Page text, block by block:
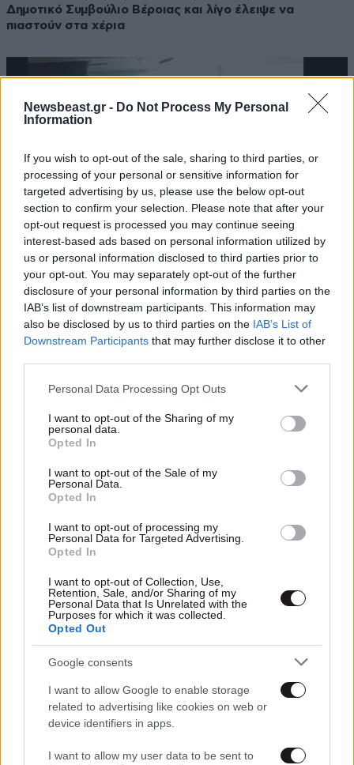
Newsbeast.gr - Do Not Process My Personal
Information
If you wish to opt-out of the sale, sharing to third parties, or
processing of your personal or sensitive information for
targeted advertising by us, please use the below opt-out
section to confirm your selection. Please note that after your
opt-out request is processed you may continue seeing
interest-based ads based on personal information utilized by
us or personal information disclosed to third parties prior to
your opt-out. You may separately opt-out of the further
disclosure of your personal information by third parties on the
IAB’s list of downstream participants. This information may
also be disclosed by us to third parties on the IAB’s List of
Downstream Participants that may further disclose it to other
Please note that this website/app uses one or more Google
not limited to your visit or usage behaviour. You may click to
grant or deny consent to Google and its third-party tags to
use your data for below specified purposes in below Google
consent section.
Personal Data Processing Opt Outs
I want to opt-out of the Sharing of my
personal data.
Opted In
I want to opt-out of the Sale of my
Personal Data.
Opted In
I want to opt-out of processing my
Personal Data for Targeted Advertising.
Opted In
I want to opt-out of Collection, Use,
Retention, Sale, and/or Sharing of my
Personal Data that Is Unrelated with the
Purposes for which it was collected.
Opted Out
Google consents
I want to allow Google to enable storage
related to advertising like cookies on web or
device identifiers in apps.
I want to allow my user data to be sent to
Δημοτικό Συμβούλιο Βέροιας και λίγο έλειψε να
πιαστούν στα χέρια
15·02·2025 10:45
Συγκέντρωση με σημαίες και χριστιανικούς ύμνους έξω
από παράσταση του Χριστόφορου Ζαραλίκου στη
Βέροια – Γιατί διαμαρτύρονταν
14·02·2025 17:02
Τραγωδία στη Βέροια: Νεκρός 52χρονος που
καταπλακώθηκε από υπόστεγο στην αυλή του σπιτιού